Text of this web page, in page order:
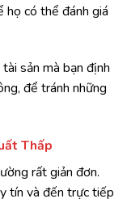
họ có thể đánh giá
sản mà bạn định
để tránh những
Thấp
rất giản đơn.
tín và đến trực tiếp